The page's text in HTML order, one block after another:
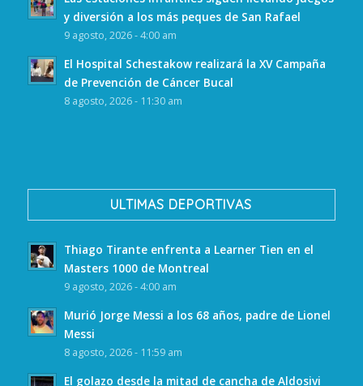
y diversión a los más peques de San Rafael
9 agosto, 2026 - 4:00 am
El Hospital Schestakow realizará la XV Campaña
de Prevención de Cáncer Bucal
8 agosto, 2026 - 11:30 am
ULTIMAS DEPORTIVAS
Thiago Tirante enfrenta a Learner Tien en el
Masters 1000 de Montreal
9 agosto, 2026 - 4:00 am
Murió Jorge Messi a los 68 años, padre de Lionel
Messi
8 agosto, 2026 - 11:59 am
El golazo desde la mitad de cancha de Aldosivi